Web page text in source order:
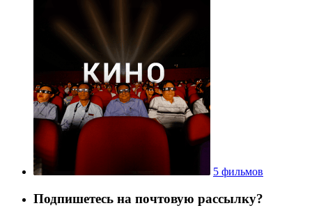
5 фильмов
Подпишетесь на почтовую рассылку?